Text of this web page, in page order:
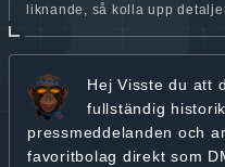
liknande, så kolla upp
Hej Visste du att
fullständig historik
pressmeddelanden och
favoritbolag direkt som